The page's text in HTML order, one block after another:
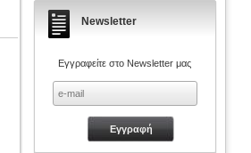
Newsletter
Εγγραφείτε στο Newsletter μας